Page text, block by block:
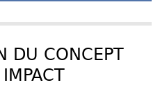
DU CONCEPT